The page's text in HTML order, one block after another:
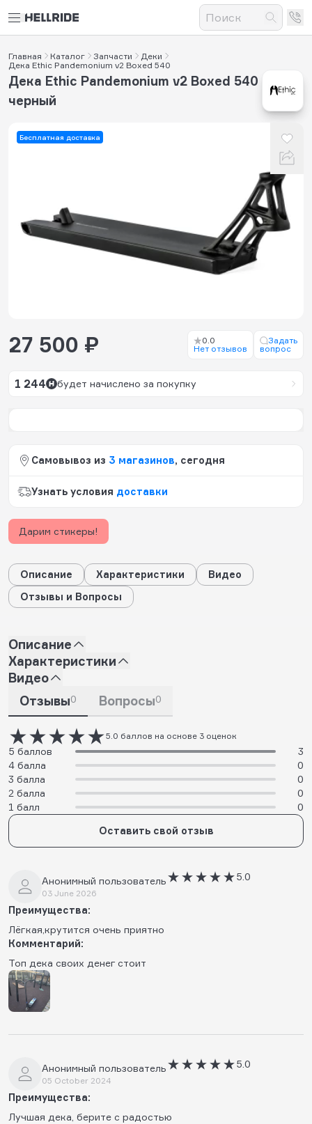
Главная Каталог Запчасти
Деки
Дека Ethic Pandemonium v2 Boxed 540
Бесплатная доставка
Дека Ethic Pandemonium v2 Boxed 540
черный
27 500 ₽
0.0
Нет отзывов
Задать
вопрос
1 244 будет начислено за покупку
Самовывоз из 3 магазинов, сегодня
Узнать условия доставки
Дарим стикеры!
Описание Характеристики
Видео
Отзывы и Вопросы
Описание
Характеристики
Видео
Отзывы0 Вопросы0
5.0 баллов на основе 3 оценок
5 баллов
3
4 балла
0
3 балла
0
2 балла
0
1 балл
0
Оставить свой отзыв
Анонимный пользователь
03 June 2026
5.0
Преимущества:
Лёгкая,крутится очень приятно
Комментарий:
Топ дека своих денег стоит
Анонимный пользователь
05 October 2024
5.0
Преимущества:
Лучшая дека, берите с радостью